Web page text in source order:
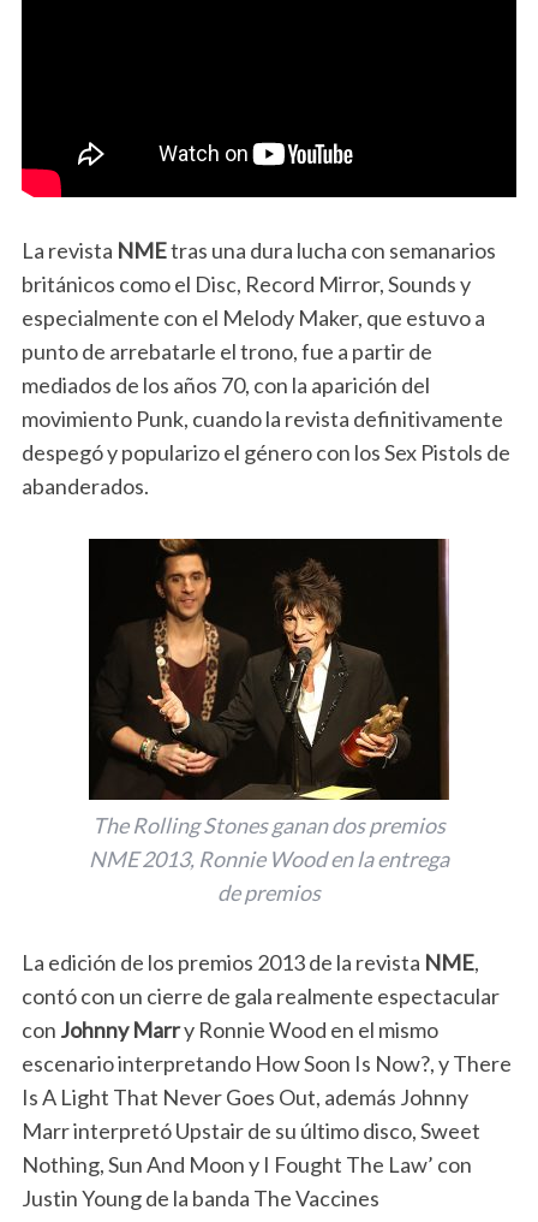
La revista NMEtras una dura lucha con semanarios
británicos como el Disc, Record Mirror, Sounds y
especialmente con el Melody Maker, que estuvo a
punto de arrebatarle el trono, fue a partir de
mediados de los años 70, con la aparición del
movimiento Punk, cuando la revista definitivamente
despegó y popularizo el género con los Sex Pistols de
abanderados.
The Rolling Stones ganan dos premios
NME 2013, Ronnie Wood en la entrega
de premios
La edición de los premios 2013 de la revista NME,
contó con un cierre de gala realmente espectacular
con Johnny Marry Ronnie Wood en el mismo
escenario interpretando How Soon Is Now?, y There
Is A Light That Never Goes Out, además Johnny
Marr interpretó Upstair de su último disco, Sweet
Nothing, Sun And Moon y I Fought The Law’ con
Justin Young de la banda The Vaccines